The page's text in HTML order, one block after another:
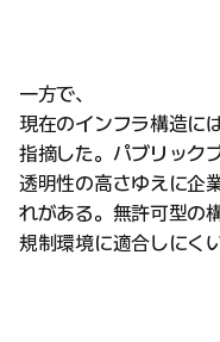
一方で、
現在のインフラ構造に
指摘した。パブリック
透明性の高さゆえに企
れがある。無許可型の
規制環境に適合しにく